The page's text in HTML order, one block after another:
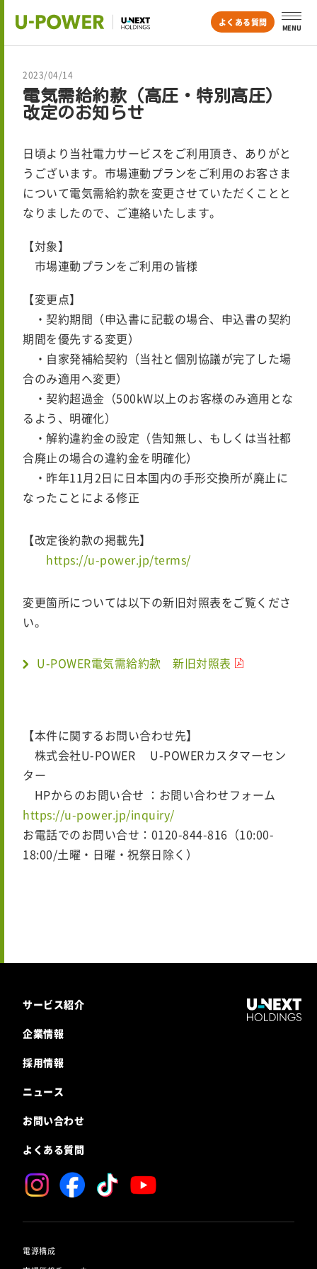
よくある質問 MENU
2023/04/14
電気需給約款（高圧・特別高圧）
改定のお知らせ
日頃より当社電力サービスをご利用頂き、ありがと
うございます。市場連動プランをご利用のお客さま
について電気需給約款を変更させていただくことと
なりましたので、ご連絡いたします。
【対象】
市場連動プランをご利用の皆様
【変更点】
・契約期間（申込書に記載の場合、申込書の契約
期間を優先する変更）
・自家発補給契約（当社と個別協議が完了した場
合のみ適用へ変更）
・契約超過金（500kW以上のお客様のみ適用とな
るよう、明確化）
・解約違約金の設定（告知無し、もしくは当社都
合廃止の場合の違約金を明確化）
・昨年11月2日に日本国内の手形交換所が廃止に
なったことによる修正
【改定後約款の掲載先】
https://u-power.jp/terms/
変更箇所については以下の新旧対照表をご覧くださ
い。
U-POWER電気需給約款 新旧対照表
【本件に関するお問い合わせ先】
株式会社U-POWER U-POWERカスタマーセン
ター
HPからのお問い合せ ：お問い合わせフォーム
https://u-power.jp/inquiry/
お電話でのお問い合せ：0120-844-816（10:00-
18:00/土曜・日曜・祝祭日除く）
サービス紹介
企業情報
採用情報
ニュース
お問い合わせ
よくある質問
電源構成